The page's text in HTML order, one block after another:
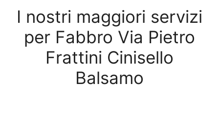
I nostri maggiori servizi
per Fabbro Via Pietro
Frattini Cinisello
Balsamo